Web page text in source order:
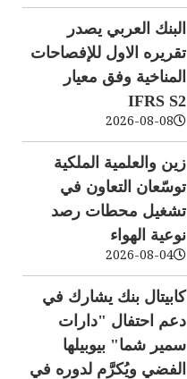
البنك العربي يصدر
تقريره الاول للإفصاحات
المناخية وفق معيار
IFRS S2
2026-08-08
زين والعلمية الملكية
توسّعان التعاون في
تشغيل محطات رصد
نوعية الهواء
2026-08-04
كابيتال بنك يشارك في
دعم احتفال "دارات
سمير شما" بيوبيلها
الفضي ويُكرَّم لدوره في